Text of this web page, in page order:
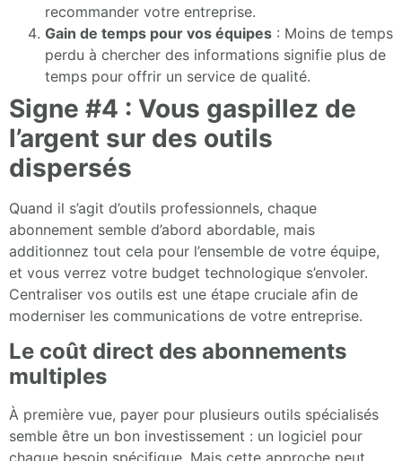
recommander votre entreprise.
Gain de temps pour vos équipes : Moins de temps
perdu à chercher des informations signifie plus de
temps pour offrir un service de qualité.
Signe #4 : Vous gaspillez de
l’argent sur des outils
dispersés
Quand il s’agit d’outils professionnels, chaque
abonnement semble d’abord abordable, mais
additionnez tout cela pour l’ensemble de votre équipe,
et vous verrez votre budget technologique s’envoler.
Centraliser vos outils est une étape cruciale afin de
moderniser les communications de votre entreprise.
Le coût direct des abonnements
multiples
À première vue, payer pour plusieurs outils spécialisés
semble être un bon investissement : un logiciel pour
chaque besoin spécifique. Mais cette approche peut